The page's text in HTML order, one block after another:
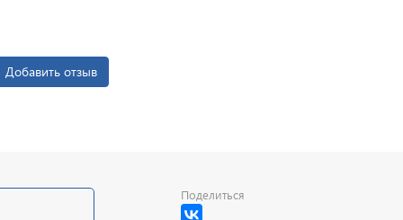
Добавить отзыв
Поделиться